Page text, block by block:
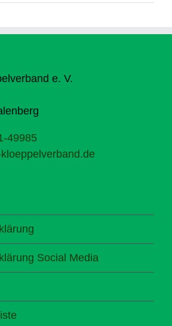
e. V.
49985
Social Media